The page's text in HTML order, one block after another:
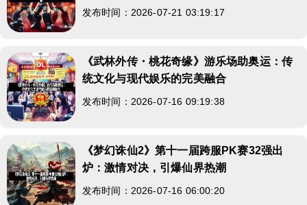
发布时间：2026-07-21 03:19:17
《武林外传・桃花奇缘》游乐场助奥运：传
统文化与现代娱乐的完美融合
发布时间：2026-07-16 09:19:38
《梦幻诛仙2》第十一届跨服PK赛32强出
炉：激情对决，引爆仙界热潮
发布时间：2026-07-16 06:00:20